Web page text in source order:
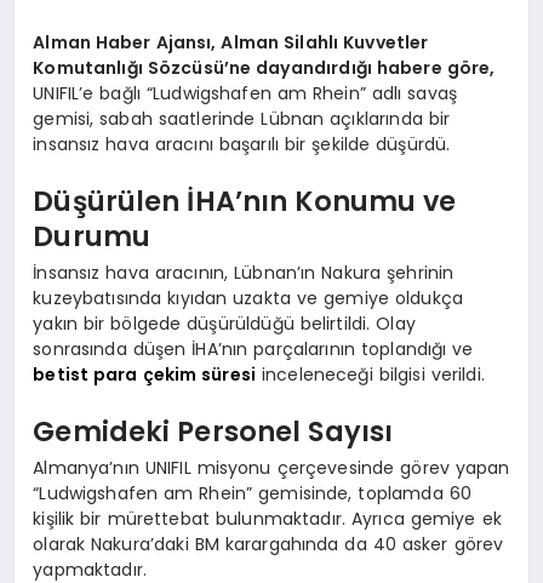
Alman Haber Ajansı, Alman Silahlı Kuvvetler
Komutanlığı Sözcüsü’ne dayandırdığı habere göre,
UNIFIL’e bağlı “Ludwigshafen am Rhein” adlı savaş
gemisi, sabah saatlerinde Lübnan açıklarında bir
insansız hava aracını başarılı bir şekilde düşürdü.
Düşürülen İHA’nın Konumu ve
Durumu
İnsansız hava aracının, Lübnan’ın Nakura şehrinin
kuzeybatısında kıyıdan uzakta ve gemiye oldukça
yakın bir bölgede düşürüldüğü belirtildi. Olay
sonrasında düşen İHA’nın parçalarının toplandığı ve
betist para çekim süresi inceleneceği bilgisi verildi.
Gemideki Personel Sayısı
Almanya’nın UNIFIL misyonu çerçevesinde görev yapan
“Ludwigshafen am Rhein” gemisinde, toplamda 60
kişilik bir mürettebat bulunmaktadır. Ayrıca gemiye ek
olarak Nakura’daki BM karargahında da 40 asker görev
yapmaktadır.